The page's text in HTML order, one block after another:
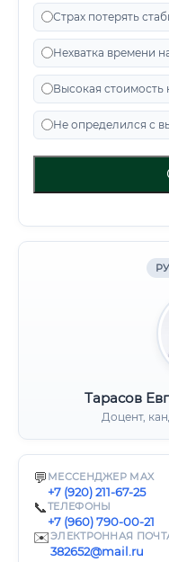
Страх потерять
Нехватка времени
Высокая стоимость
Не определился с
Тарасов
Доцент,
💬 МЕССЕНДЖЕР MAX
+7 (920) 211-67-25
📞ТЕЛЕФОНЫ
+7 (960) 790-00-21
✉️ЭЛЕКТРОННАЯ
382652@mail.ru